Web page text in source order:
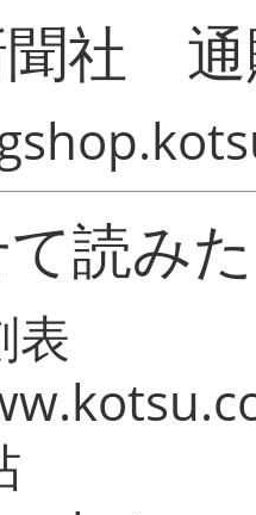
聞社
読み
表